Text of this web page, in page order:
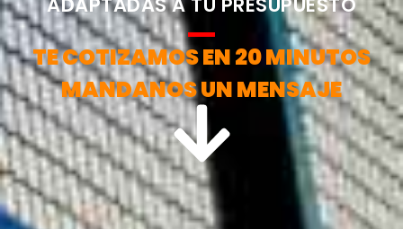
TE COTIZAMOS EN 20 MINUTOS
MANDANOS UN MENSAJE